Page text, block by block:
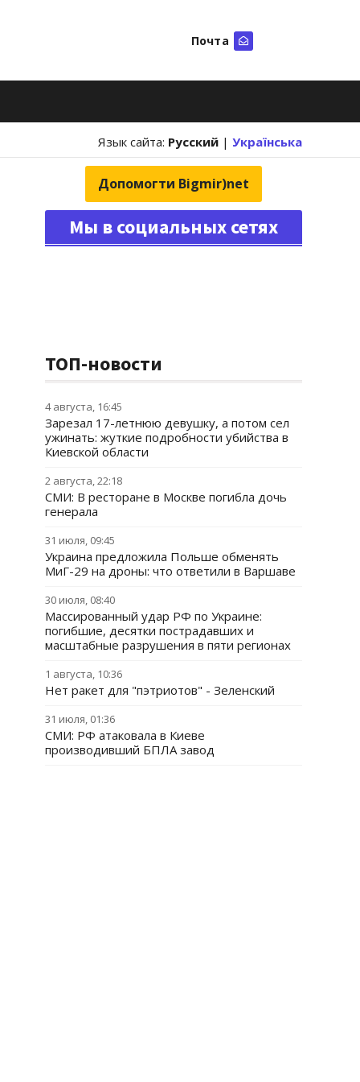
Почта
Язык сайта: Русский | Українська
Допомогти Bigmir)net
Мы в социальных сетях
ТОП-новости
4 августа, 16:45
Зарезал 17-летнюю девушку, а потом сел
ужинать: жуткие подробности убийства в
Киевской области
2 августа, 22:18
СМИ: В ресторане в Москве погибла дочь
генерала
31 июля, 09:45
Украина предложила Польше обменять
МиГ-29 на дроны: что ответили в Варшаве
30 июля, 08:40
Массированный удар РФ по Украине:
погибшие, десятки пострадавших и
масштабные разрушения в пяти регионах
1 августа, 10:36
Нет ракет для "пэтриотов" - Зеленский
31 июля, 01:36
СМИ: РФ атаковала в Киеве
производивший БПЛА завод